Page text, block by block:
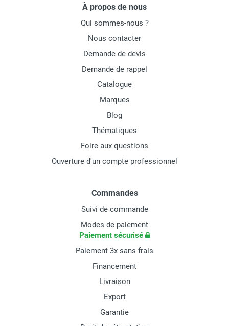
À propos de nous
Qui sommes-nous ?
Nous contacter
Demande de devis
Demande de rappel
Catalogue
Marques
Blog
Thématiques
Foire aux questions
Ouverture d'un compte professionnel
Commandes
Suivi de commande
Modes de paiement
Paiement sécurisé
Paiement 3x sans frais
Financement
Livraison
Export
Garantie